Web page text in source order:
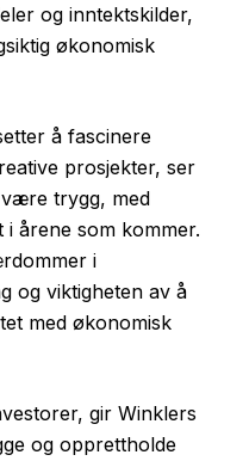
og inntektskilder,
økonomisk
å fascinere
prosjekter, ser
trygg, med
årene som kommer.
i
og viktigheten av å
med økonomisk
gir Winklers
og opprettholde